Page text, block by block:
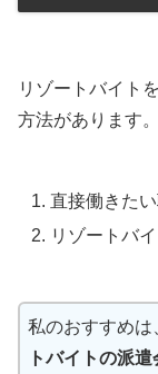
リゾートバイト
方法があります。
直接働きた
リゾートバ
私のおすすめ
トバイトの派